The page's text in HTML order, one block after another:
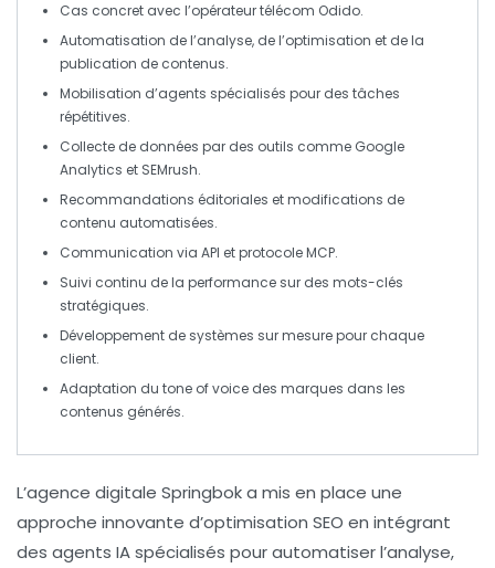
Cas concret avec l’opérateur télécom Odido.
Automatisation del’analyse, de l’optimisation et de la
publication de contenus.
Mobilisation d’agents spécialisés pour des tâches
répétitives.
Collecte de données par des outils comme Google
Analytics et SEMrush.
Recommandations éditoriales et modifications de
contenu automatisées.
Communication via API etprotocole MCP.
Suivi continu de la performance sur des mots-clés
stratégiques.
Développement de systèmes sur mesurepour chaque
client.
Adaptation du tone of voice des marques dans les
contenus générés.
L’agence digitale Springboka mis en place une
approche innovante d’optimisation SEO en intégrant
des agents IA spécialisés pour automatiser l’analyse,